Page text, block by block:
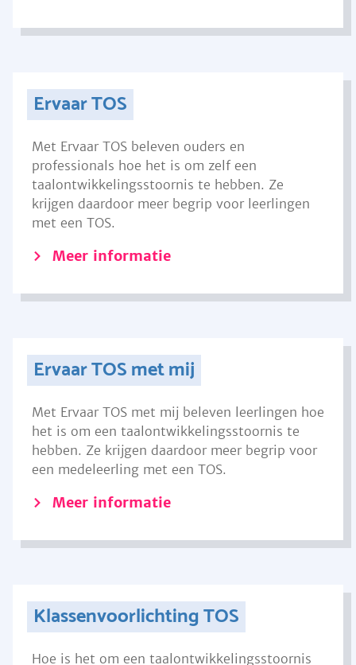
Ervaar TOS
Met Ervaar TOS beleven ouders en
professionals hoe het is om zelf een
taalontwikkelingsstoornis te hebben. Ze
krijgen daardoor meer begrip voor leerlingen
met een TOS.
Meer informatie
Ervaar TOS met mij
Met Ervaar TOS met mij beleven leerlingen hoe
het is om een taalontwikkelingsstoornis te
hebben. Ze krijgen daardoor meer begrip voor
een medeleerling met een TOS.
Meer informatie
Klassenvoorlichting TOS
Hoe is het om een taalontwikkelingsstoornis